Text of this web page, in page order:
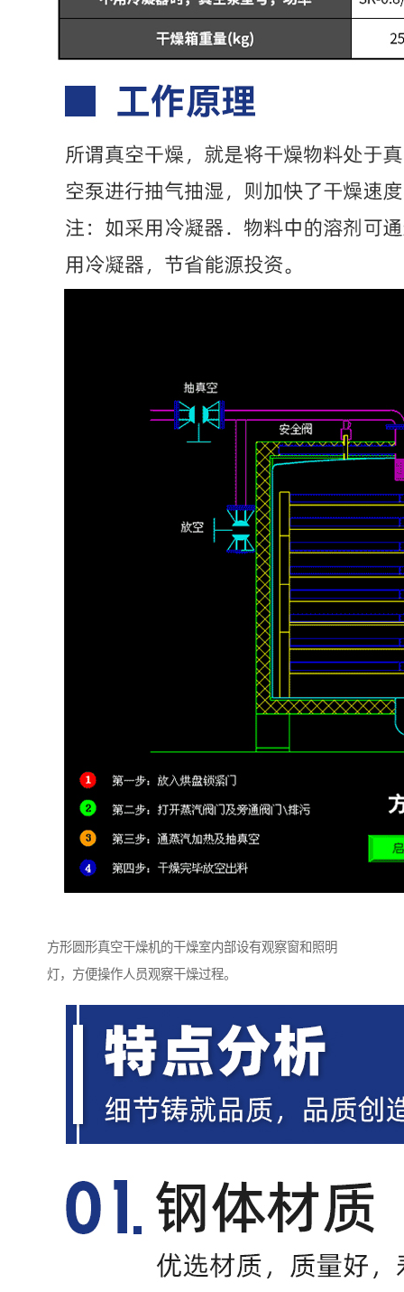
方形圆形真空干燥机的干燥室内部设有观察窗和照明
灯，方便操作人员观察干燥过程。